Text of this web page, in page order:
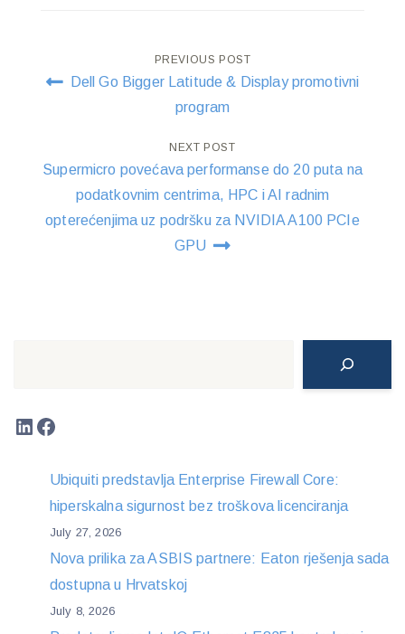
Post
PREVIOUS POST
Dell Go Bigger Latitude & Display promotivni
program
NEXT POST
Supermicro povećava performanse do 20 puta na
podatkovnim centrima, HPC i AI radnim
opterećenjima uz podršku za NVIDIA A100 PCIe
GPU
LinkedIn
Facebook
Ubiquiti predstavlja Enterprise Firewall Core:
hiperskalna sigurnost bez troškova licenciranja
July 27, 2026
Nova prilika za ASBIS partnere: Eaton rješenja sada
dostupna u Hrvatskoj
July 8, 2026